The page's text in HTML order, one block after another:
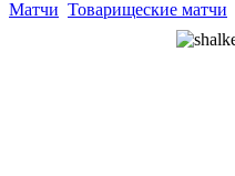
Матчи Товарищеские матчи